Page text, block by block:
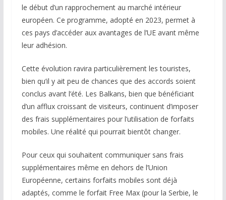
le début d’un rapprochement au marché intérieur
européen. Ce programme, adopté en 2023, permet à
ces pays d’accéder aux avantages de l’UE avant même
leur adhésion.
Cette évolution ravira particulièrement les touristes,
bien qu’il y ait peu de chances que des accords soient
conclus avant l’été. Les Balkans, bien que bénéficiant
d’un afflux croissant de visiteurs, continuent d’imposer
des frais supplémentaires pour l’utilisation de forfaits
mobiles. Une réalité qui pourrait bientôt changer.
Pour ceux qui souhaitent communiquer sans frais
supplémentaires même en dehors de l’Union
Européenne, certains forfaits mobiles sont déjà
adaptés, comme le forfait Free Max (pour la Serbie, le